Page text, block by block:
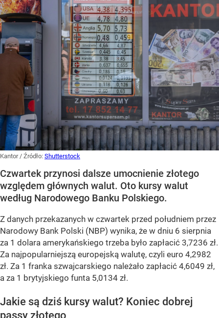
Kantor / Źródło: Shutterstock
Czwartek przynosi dalsze umocnienie złotego
względem głównych walut. Oto kursy walut
według Narodowego Banku Polskiego.
Z danych przekazanych w czwartek przed południem przez
Narodowy Bank Polski (NBP) wynika, że w dniu 6 sierpnia
za 1 dolara amerykańskiego trzeba było zapłacić 3,7236 zł.
Za najpopularniejszą europejską walutę, czyli euro 4,2982
zł. Za 1 franka szwajcarskiego należało zapłacić 4,6049 zł,
a za 1 brytyjskiego funta 5,0134 zł.
Jakie są dziś kursy walut? Koniec dobrej
passy złotego